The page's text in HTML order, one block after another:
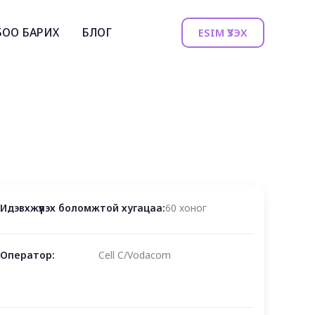
БАРИХ БЛОГ ESIM ҮЗЭХ
Идэвхжүүлэх боломжтой хугацаа:60 хоног
Оператор: Cell C/Vodacom